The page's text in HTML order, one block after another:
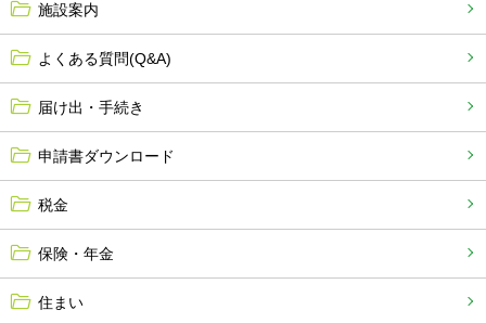
施設案内
よくある質問(Q&A)
届け出・手続き
申請書ダウンロード
税金
保険・年金
住まい